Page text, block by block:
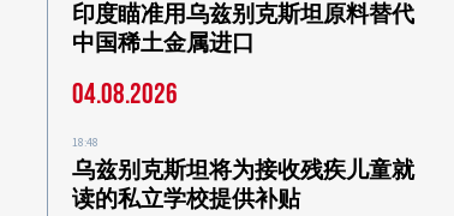
印度瞄准用乌兹别克斯坦原料替代
中国稀土金属进口
04.08.2026
18:48
乌兹别克斯坦将为接收残疾儿童就
读的私立学校提供补贴